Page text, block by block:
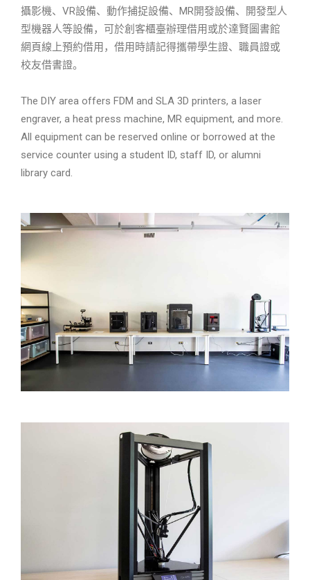
攝影機、VR設備、動作捕捉設備、MR開發設備、開發型人
型機器人等設備，可於創客櫃臺辦理借用或於達賢圖書館
網頁線上預約借用，借用時請記得攜帶學生證、職員證或
校友借書證。
The DIY area offers FDM and SLA 3D printers, a laser
engraver, a heat press machine, MR equipment, and more.
All equipment can be reserved online or borrowed at the
service counter using a student ID, staff ID, or alumni
library card.